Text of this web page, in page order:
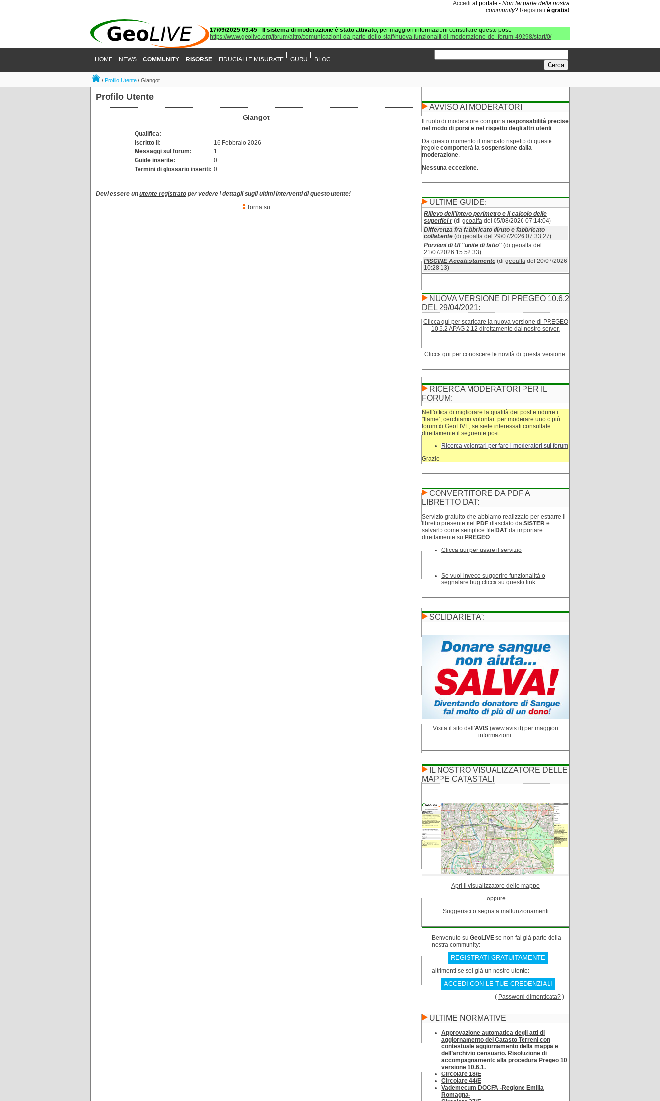
Accedi al portale - Non fai parte della nostra
community? Registrati è gratis!
17/09/2025 03:45 - Il sistema di moderazione è stato attivato, per maggiori informazioni consultare questo post:
https://www.geolive.org/forum/altro/comunicazioni-da-parte-dello-staff/nuova-funzionalit-di-moderazione-del-forum-49298/start/0/
HOME NEWS COMMUNITY RISORSE FIDUCIALI E MISURATE GURU BLOG
/Profilo Utente /Giangot
Profilo Utente
Giangot
Qualifica:
Iscritto il:
16 Febbraio 2026
Messaggi sul forum:
1
Guide inserite:
0
Termini di glossario inseriti: 0
Devi essere un utente registrato per vedere i dettagli sugli ultimi interventi di questo utente!
Torna su
AVVISO AI MODERATORI:
Il ruolo di moderatore comporta responsabilità precise
nel modo di porsi e nel rispetto degli altri utenti.
Da questo momento il mancato rispetto di queste
regole comporterà la sospensione dalla
moderazione.
Nessuna eccezione.
ULTIME GUIDE:
Rilievo dell'intero perimetro e il calcolo delle
superfici r (di geoalfa del 05/08/2026 07:14:04)
Differenza fra fabbricato diruto e fabbricato
collabente (di geoalfa del 29/07/2026 07:33:27)
Porzioni di UI "unite di fatto" (di geoalfa del
21/07/2026 15:52:33)
PISCINE Accatastamento (di geoalfa del 20/07/2026
10:28:13)
NUOVA VERSIONE DI PREGEO 10.6.2
DEL 29/04/2021:
Clicca qui per scaricare la nuova versione di PREGEO
10.6.2 APAG 2.12 direttamente dal nostro server.
Clicca qui per conoscere le novità di questa versione.
RICERCA MODERATORI PER IL
FORUM:
Nell'ottica di migliorare la qualità dei post e ridurre i
"flame", cerchiamo volontari per moderare uno o più
forum di GeoLIVE, se siete interessati consultate
direttamente il seguente post:
Ricerca volontari per fare i moderatori sul forum
Grazie
CONVERTITORE DA PDF A
LIBRETTO DAT:
Servizio gratuito che abbiamo realizzato per estrarre il
libretto presente nel
PDF rilasciato da SISTER e
salvarlo come semplice file DATda importare
direttamente su PREGEO.
Clicca qui per usare il servizio
Se vuoi invece suggerire funzionalità o
segnalare bug clicca su questo link
SOLIDARIETA':
Visita il sito dell'AVIS (www.avis.it) per maggiori
informazioni.
IL NOSTRO VISUALIZZATORE DELLE
MAPPE CATASTALI:
Apri il visualizzatore delle mappe
oppure
Suggerisci o segnala malfunzionamenti
Benvenuto su GeoLIVE se non fai già parte della
nostra community:
REGISTRATI GRATUITAMENTE
altrimenti se sei già un nostro utente:
ACCEDI CON LE TUE CREDENZIALI
( Password dimenticata? )
ULTIME NORMATIVE
Approvazione automatica degli atti di
aggiornamento del Catasto Terreni con
contestuale aggiornamento della mappa e
dell’archivio censuario. Risoluzione di
accompagnamento alla procedura Pregeo 10
versione 10.6.1.
Circolare 18/E
Circolare 44/E
Vademecum DOCFA -Regione Emilia
Romagna-